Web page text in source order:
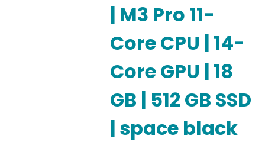
| M3 Pro 11-
Core CPU | 14-
Core GPU | 18
GB | 512 GB SSD
| space black